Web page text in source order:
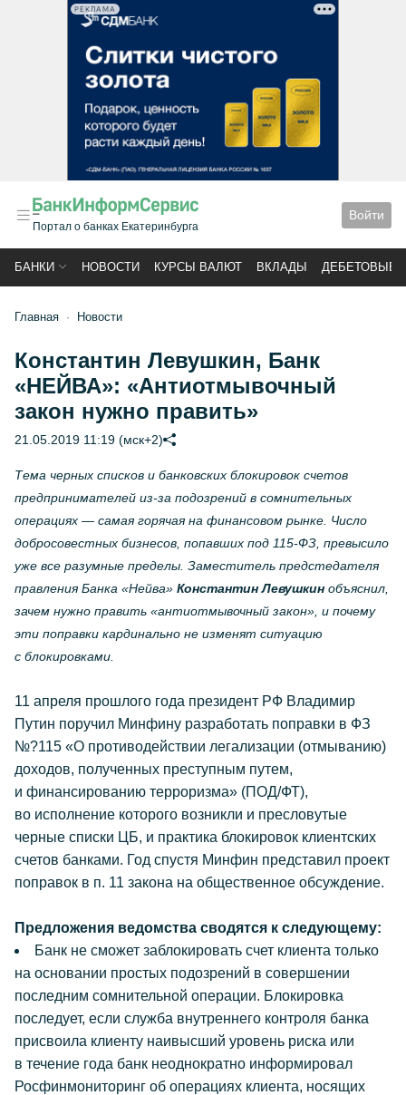
РЕКЛАМА
Портал о банках Екатеринбурга
Войти
БАНКИ НОВОСТИ КУРСЫ ВАЛЮТ ВКЛАДЫ ДЕБЕТОВЫЕ
Главная Новости
Константин Левушкин, Банк
«НЕЙВА»: «Антиотмывочный
закон нужно править»
21.05.2019 11:19 (мск+2)
Тема черных списков и банковских блокировок счетов
предпринимателей из-за подозрений в сомнительных
операциях — самая горячая на финансовом рынке. Число
добросовестных бизнесов, попавших под 115-ФЗ, превысило
уже все разумные пределы. Заместитель предстедателя
правления Банка «Нейва» Константин Левушкин объяснил,
зачем нужно править «антиотмывочный закон», и почему
эти поправки кардинально не изменят ситуацию
с блокировками.
11 апреля прошлого года президент РФ Владимир
Путин поручил Минфину разработать поправки в ФЗ
№?115 «О противодействии легализации (отмыванию)
доходов, полученных преступным путем,
и финансированию терроризма» (ПОД/ФТ),
во исполнение которого возникли и пресловутые
черные списки ЦБ, и практика блокировок клиентских
счетов банками. Год спустя Минфин представил проект
поправок в п. 11 закона на общественное обсуждение.
Предложения ведомства сводятся к следующему:
Банк не сможет заблокировать счет клиента только
на основании простых подозрений в совершении
последним сомнительной операции. Блокировка
последует, если служба внутреннего контроля банка
присвоила клиенту наивысший уровень риска или
в течение года банк неоднократно информировал
Росфинмониторинг об операциях клиента, носящих